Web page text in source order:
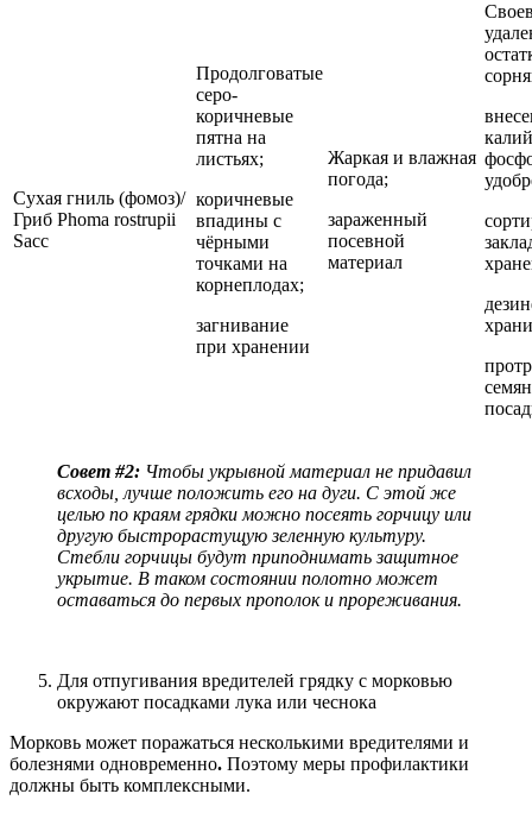
Сухая гниль (фомоз)/
Гриб Phoma rostrupii
Sacc
Продолговатые
серо-
коричневые
пятна на
листьях;
коричневые
впадины с
чёрными
точками на
корнеплодах;
загнивание
при хранении
Жаркая и влажная
погода;
зараженный
посевной
материал
Совет #2: Чтобы укрывной материал не придавил
всходы, лучше положить его на дуги. С этой же
целью по краям грядки можно посеять горчицу или
другую быстрорастущую зеленную культуру.
Стебли горчицы будут приподнимать защитное
укрытие. В таком состоянии полотно может
оставаться до первых прополок и прореживания.
Для отпугивания вредителей грядку с морковью
окружают посадками лука или чеснока
Морковь может поражаться несколькими вредителями и
болезнями одновременно. Поэтому меры профилактики
должны быть комплексными.